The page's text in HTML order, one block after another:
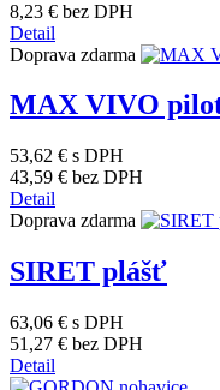
8,23 € bez DPH
Detail
Doprava zdarma
MAX VIVO
53,62 € s DPH
43,59 € bez DPH
Detail
Doprava zdarma
SIRET plášť
63,06 € s DPH
51,27 € bez DPH
Detail